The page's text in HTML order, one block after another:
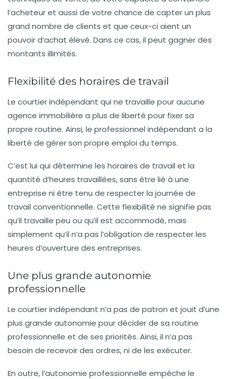
l’acheteur et aussi de votre chance de capter un plus
grand nombre de clients et que ceux-ci aient un
pouvoir d’achat élevé. Dans ce cas, il peut gagner des
montants illimités.
Flexibilité des horaires de travail
Le courtier indépendant qui ne travaille pour aucune
agence immobilière a plus de liberté pour fixer sa
propre routine. Ainsi, le professionnel indépendant a la
liberté de gérer son propre emploi du temps.
C’est lui qui détermine les horaires de travail et la
quantité d’heures travaillées, sans être lié à une
entreprise ni être tenu de respecter la journée de
travail conventionnelle. Cette flexibilité ne signifie pas
qu’il travaille peu ou qu’il est accommodé, mais
simplement qu’il n’a pas l’obligation de respecter les
heures d’ouverture des entreprises.
Une plus grande autonomie
professionnelle
Le courtier indépendant n’a pas de patron et jouit d’une
plus grande autonomie pour décider de sa routine
professionnelle et de ses priorités. Ainsi, il n’a pas
besoin de recevoir des ordres, ni de les exécuter.
En outre, l’autonomie professionnelle empêche le